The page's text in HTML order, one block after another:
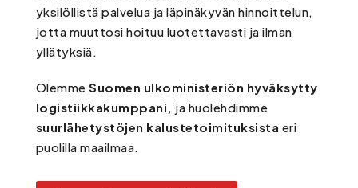
yksilöllistä palvelua ja läpinäkyvän hinnoittelun,
jotta muuttosi hoituu luotettavasti ja ilman
yllätyksiä.
OlemmeSuomen ulkoministeriön hyväksytty
logistiikkakumppani, ja huolehdimme
suurlähetystöjen kalustetoimituksista eri
puolilla maailmaa.